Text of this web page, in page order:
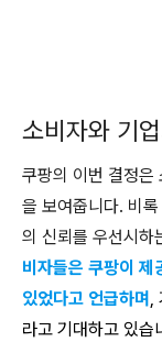
소비자와 기
쿠팡의 이번 결정은
을 보여줍니다. 비
의 신뢰를 우선시하
비자들은 쿠팡이 제
있었다고 언급하며,
라고 기대하고 있습